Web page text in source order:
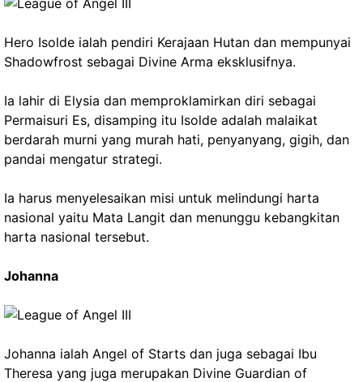
Hero Isolde ialah pendiri Kerajaan Hutan dan mempunyai
Shadowfrost sebagai Divine Arma eksklusifnya.
Ia lahir di Elysia dan memproklamirkan diri sebagai
Permaisuri Es, disamping itu Isolde adalah malaikat
berdarah murni yang murah hati, penyanyang, gigih, dan
pandai mengatur strategi.
Ia harus menyelesaikan misi untuk melindungi harta
nasional yaitu Mata Langit dan menunggu kebangkitan
harta nasional tersebut.
Johanna
Johanna ialah Angel of Starts dan juga sebagai Ibu
Theresa yang juga merupakan Divine Guardian of